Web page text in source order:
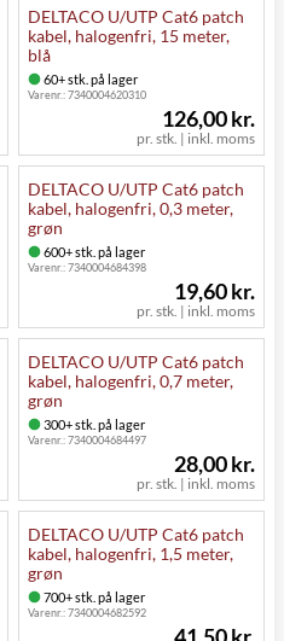
DELTACO U/UTP Cat6 patch
kabel, halogenfri, 15 meter,
blå
60+ stk. på lager
Varenr.:7340004620310
pr. stk. | inkl. moms
126,00 kr.
DELTACO U/UTP Cat6 patch
kabel, halogenfri, 0,3 meter,
grøn
600+ stk. på lager
Varenr.:7340004684398
pr. stk. | inkl. moms
19,60 kr.
DELTACO U/UTP Cat6 patch
kabel, halogenfri, 0,7 meter,
grøn
300+ stk. på lager
Varenr.:7340004684497
pr. stk. | inkl. moms
28,00 kr.
DELTACO U/UTP Cat6 patch
kabel, halogenfri, 1,5 meter,
grøn
700+ stk. på lager
Varenr.:7340004682592